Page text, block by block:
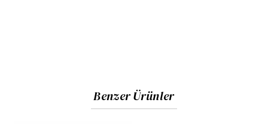
Benzer Ürünler